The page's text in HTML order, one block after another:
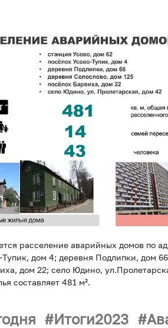
расселение аварийных домов по
Тупик, дом 4; деревня Подлипки, дом
дом 22; село Юдино,
составляет 481 м².
Итоги2023